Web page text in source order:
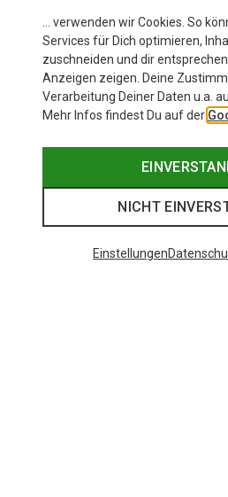
Kompass 30 Rucksack
136,70 €
… verwenden wir Cookies. So
Services für Dich optimieren,
zuschneiden und dir
Anzeigen zeigen. Deine
Verarbeitung Deiner Daten u.a.
Mehr Infos findest Du auf der
NICHT
Einstellungen